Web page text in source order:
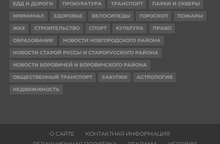
БДД И ДОРОГИ
ПРОКУРАТУРА ТРАНСПОРТ
ПАРКИ И СКВЕРЫ
КРИМИНАЛ
ЗДОРОВЬЕ ВЕЛОСИПЕДЫ ГОРОСКОП
ПОЖАРЫ
ЖКХ
СТРОИТЕЛЬСТВО СПОРТ КУЛЬТУРА
ПРАВО
ОБРАЗОВАНИЕ
НОВОСТИ НОВГОРОДСКОГО РАЙОНА
НОВОСТИ СТАРОЙ РУССЫ И СТАРОРУССКОГО РАЙОНА
НОВОСТИ БОРОВИЧЕЙ И БОРОВИЧСКОГО РАЙОНА
ОБЩЕСТВЕННЫЙ ТРАНСПОРТ
ЗАКУПКИ
АСТРОЛОГИЯ
НЕДВИЖИМОСТЬ
О САЙТЕ
КОНТАКТНАЯ ИНФОРМАЦИЯ